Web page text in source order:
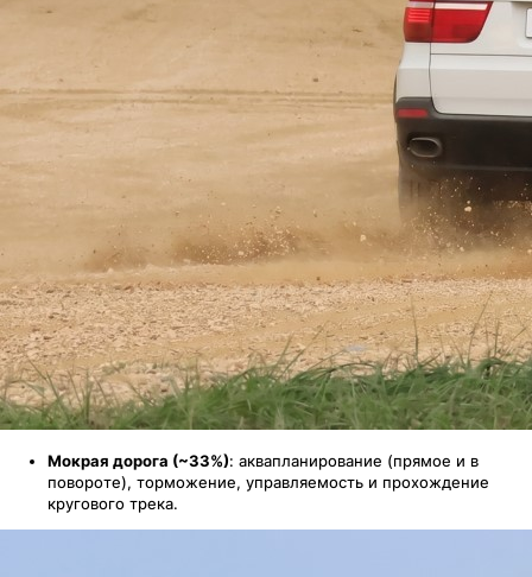
Мокрая дорога (~33%): аквапланирование (прямое и в
повороте), торможение, управляемость и прохождение
кругового трека.